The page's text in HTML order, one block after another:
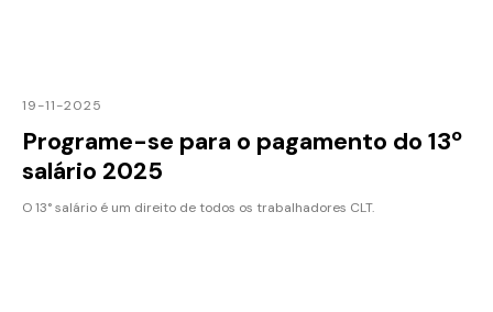
19-11-2025
Programe-se para o pagamento do 13º
salário 2025
O 13° salário é um direito de todos os trabalhadores CLT.